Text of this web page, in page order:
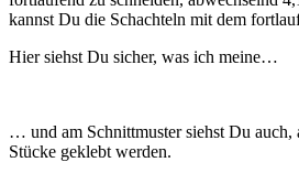
kannst Du die Schachteln mit dem
Hier siehst Du sicher, was ich meine…
… und am Schnittmuster siehst Du auch,
Stücke geklebt werden.